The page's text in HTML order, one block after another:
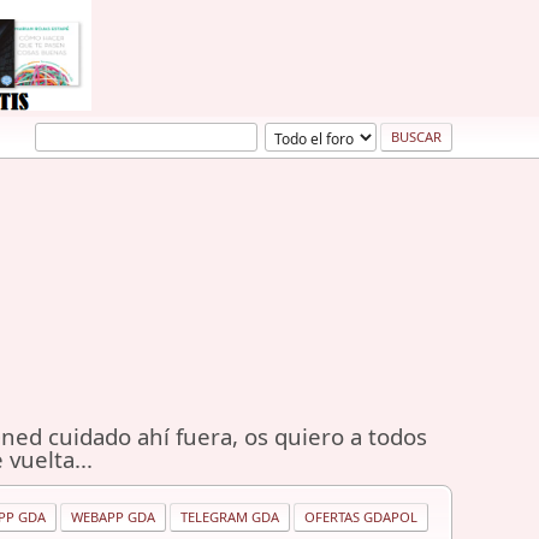
cuidado ahí fuera, os quiero a todos
vuelta...
GDA WEBAPP GDA TELEGRAM GDA OFERTAS GDAPOL